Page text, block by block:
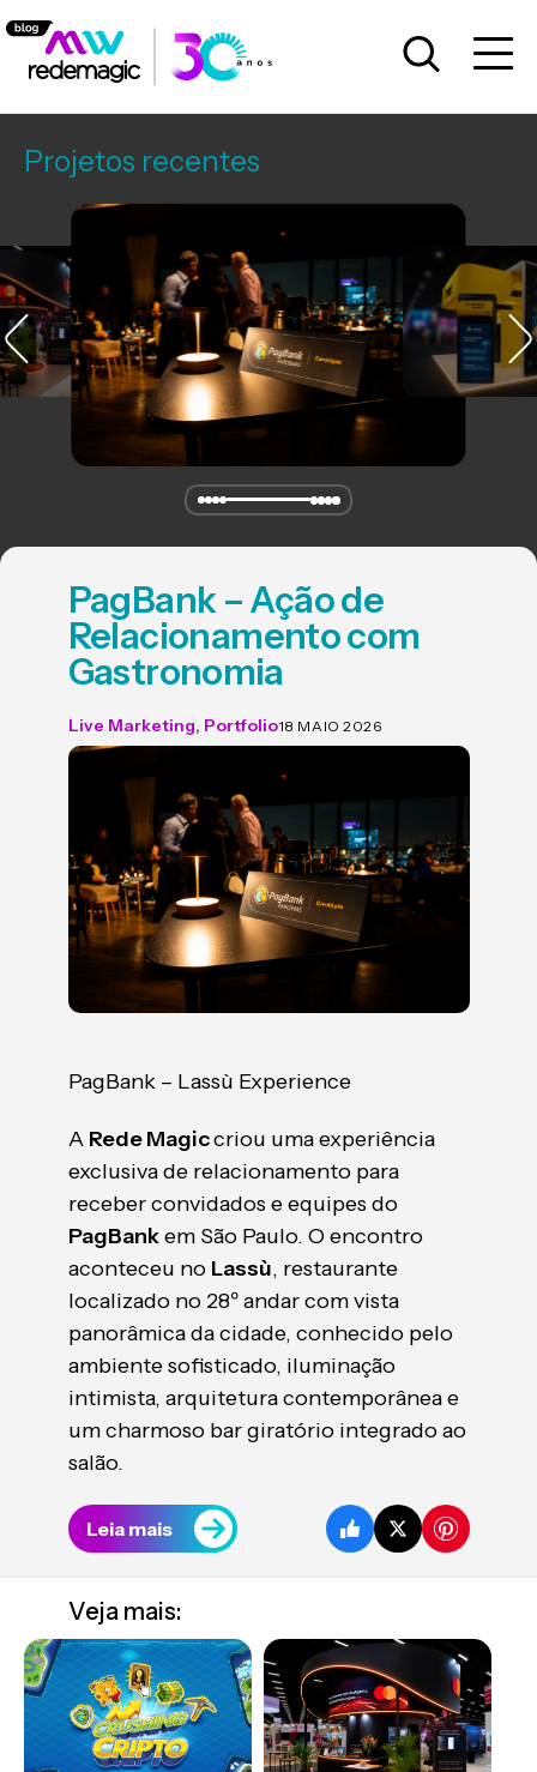
Projetos recentes
Rede Magic Blog - Agência de
PagBank – Ação de
Relacionamento com
Gastronomia
Live Marketing, Portfolio18 MAIO 2026
PagBank – Lassù Experience
A Rede Magiccriou uma experiência
exclusiva de relacionamento para
receber convidados e equipes do
PagBankem São Paulo. O encontro
aconteceu no Lassù, restaurante
localizado no 28º andar com vista
panorâmica da cidade, conhecido pelo
ambiente sofisticado, iluminação
intimista, arquitetura contemporânea e
um charmoso bar giratório integrado ao
salão.
Leia mais
Veja mais: